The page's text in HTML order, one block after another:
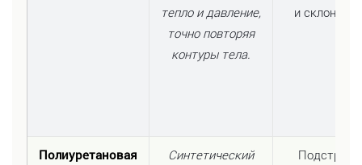
тепло и давление,
точно повторяя
контуры тела.
и склонен к
Полиуретановая
Синтетический